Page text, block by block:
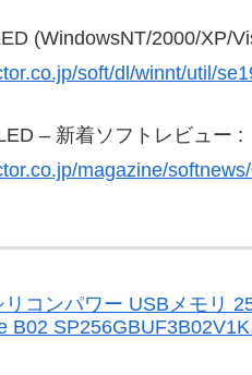
(WindowsNT/2000/XP/
soft/dl/winnt/util/
– 新着ソフトレビュー :
magazine/
コンパワー USBメモリ
B02